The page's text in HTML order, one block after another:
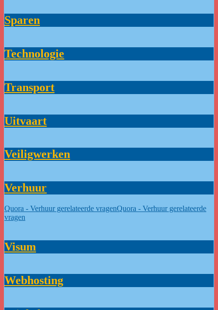
Sparen
Technologie
Transport
Uitvaart
Veiligwerken
Verhuur
Quora - Verhuur gerelateerde vragenQuora - Verhuur gerelateerde
vragen
Visum
Webhosting